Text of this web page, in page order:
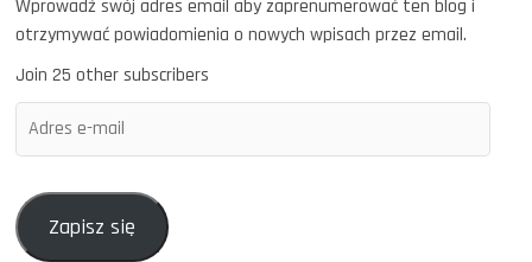
Wprowadź swój adres email aby zaprenumerować ten blog i
otrzymywać powiadomienia o nowych wpisach przez email.
Join 25 other subscribers
e-
Zapisz się